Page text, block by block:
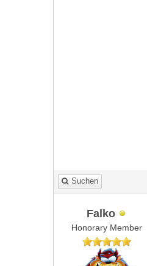
Suchen
Falko
Honorary Member